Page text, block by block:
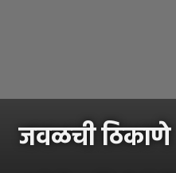
जवळची ठिकाणे